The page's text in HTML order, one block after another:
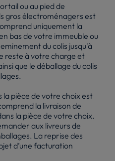
ou au pied de
gros électroménagers est
uniquement la
bas de votre immeuble ou
du colis jusqu'à
reste à votre charge et
que le déballage du colis
la pièce de votre choix est
la livraison de
la pièce de votre choix.
aux livreurs de
La reprise des
d’une facturation